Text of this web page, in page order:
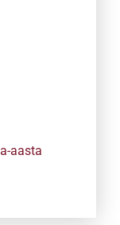
aasta